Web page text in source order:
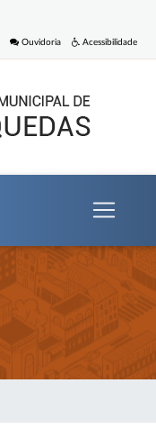
Acessibilidade
Ouvidoria